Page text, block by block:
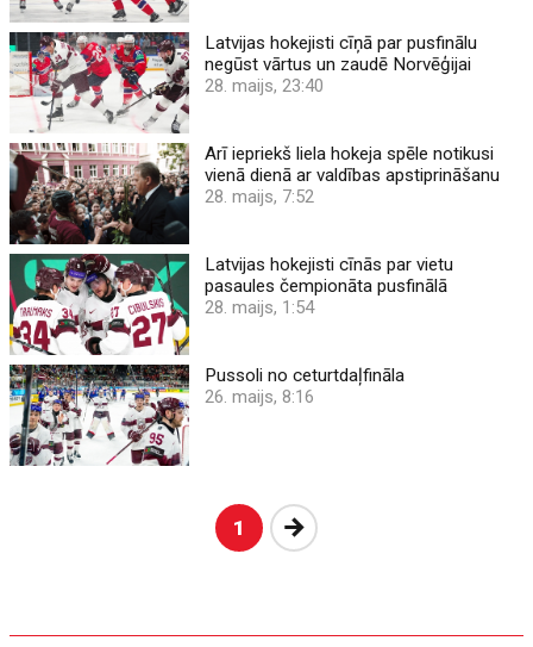
Latvijas hokejisti cīņā par pusfinālu
negūst vārtus un zaudē Norvēģijai
28. maijs, 23:40
Arī iepriekš liela hokeja spēle notikusi
vienā dienā ar valdības apstiprināšanu
28. maijs, 7:52
Latvijas hokejisti cīnās par vietu
pasaules čempionāta pusfinālā
28. maijs, 1:54
Pussoli no ceturtdaļfināla
26. maijs, 8:16
1 Nākošā